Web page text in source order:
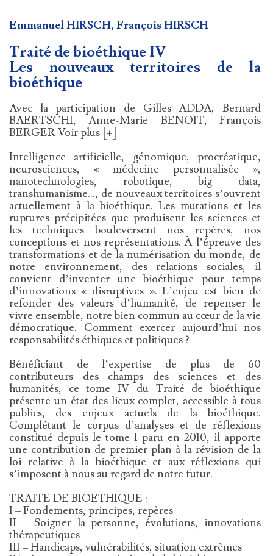
Emmanuel HIRSCH, François HIRSCH
Traité de bioéthique IV
Les nouveaux territoires de la
bioéthique
Avec la participation de Gilles ADDA, Bernard
BAERTSCHI, Anne-Marie BENOIT, François
BERGER Voir plus [+]
Intelligence artificielle, génomique, procréatique,
neurosciences, « médecine personnalisée »,
nanotechnologies, robotique, big data,
transhumanisme…, de nouveaux territoires s’ouvrent
actuellement à la bioéthique. Les mutations et les
ruptures précipitées que produisent les sciences et
les techniques bouleversent nos repères, nos
conceptions et nos représentations. À l’épreuve des
transformations et de la numérisation du monde, de
notre environnement, des relations sociales, il
convient d’inventer une bioéthique pour temps
d’innovations « disruptives ». L’enjeu est bien de
refonder des valeurs d’humanité, de repenser le
vivre ensemble, notre bien commun au cœur de la vie
démocratique. Comment exercer aujourd’hui nos
responsabilités éthiques et politiques ?
Bénéficiant de l’expertise de plus de 60
contributeurs des champs des sciences et des
humanités, ce tome IV du Traité de bioéthique
présente un état des lieux complet, accessible à tous
publics, des enjeux actuels de la bioéthique.
Complétant le corpus d’analyses et de réflexions
constitué depuis le tome I paru en 2010, il apporte
une contribution de premier plan à la révision de la
loi relative à la bioéthique et aux réflexions qui
s’imposent à nous au regard de notre futur.
TRAITE DE BIOETHIQUE :
I – Fondements, principes, repères
II – Soigner la personne, évolutions, innovations
thérapeutiques
III – Handicaps, vulnérabilités, situation extrêmes